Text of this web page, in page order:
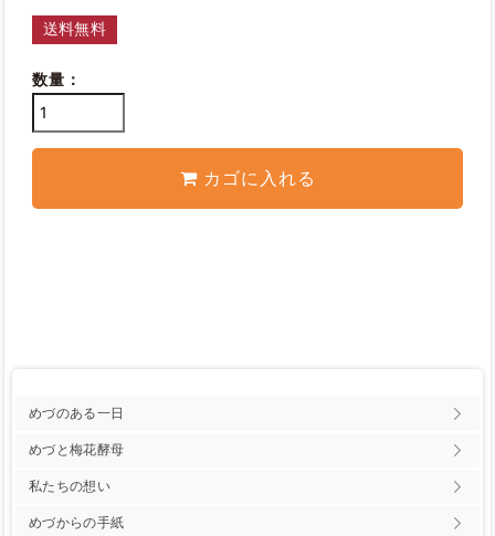
送料無料
数量：
カゴに入れる
めづのある一日
めづと梅花酵母
私たちの想い
めづからの手紙